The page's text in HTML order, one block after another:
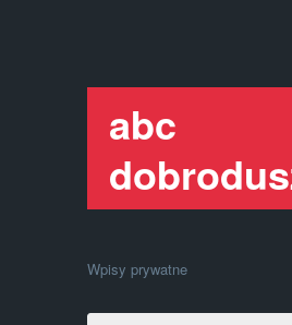
abc
Wpisy prywatne